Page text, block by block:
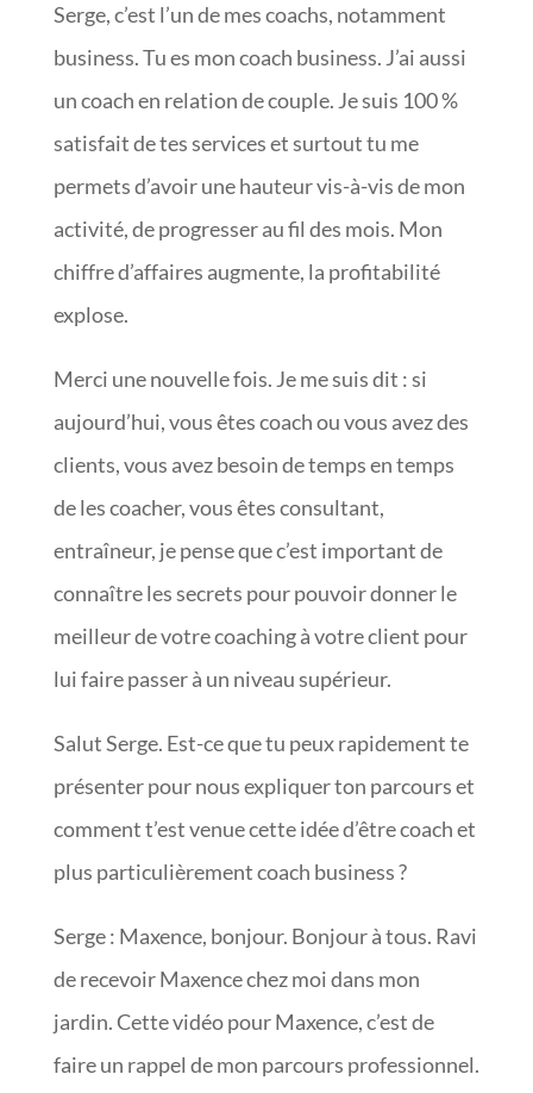
Serge, c’est l’un de mes coachs, notamment
business. Tu es mon coach business. J’ai aussi
un coach en relation de couple. Je suis 100 %
satisfait de tes services et surtout tu me
permets d’avoir une hauteur vis-à-vis de mon
activité, de progresser au fil des mois. Mon
chiffre d’affaires augmente, la profitabilité
explose.
Merci une nouvelle fois. Je me suis dit : si
aujourd’hui, vous êtes coach ou vous avez des
clients, vous avez besoin de temps en temps
de les coacher, vous êtes consultant,
entraîneur, je pense que c’est important de
connaître les secrets pour pouvoir donner le
meilleur de votre coaching à votre client pour
lui faire passer à un niveau supérieur.
Salut Serge. Est-ce que tu peux rapidement te
présenter pour nous expliquer ton parcours et
comment t’est venue cette idée d’être coach et
plus particulièrement coach business ?
Serge : Maxence, bonjour. Bonjour à tous. Ravi
de recevoir Maxence chez moi dans mon
jardin. Cette vidéo pour Maxence, c’est de
faire un rappel de mon parcours professionnel.